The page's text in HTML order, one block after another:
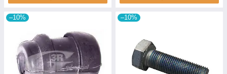
–10% –10%